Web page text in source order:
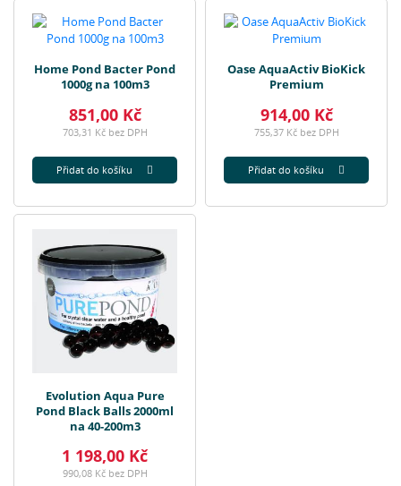
Home Pond Bacter Pond
1000g na 100m3
851,00 Kč
703,31 Kč bez DPH
Přidat do košíku
Oase AquaActiv BioKick
Premium
914,00 Kč
755,37 Kč bez DPH
Přidat do košíku
Evolution Aqua Pure
Pond Black Balls 2000ml
na 40-200m3
1 198,00 Kč
990,08 Kč bez DPH